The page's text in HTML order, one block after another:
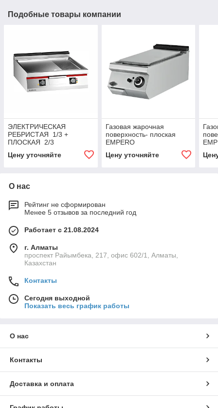
Подобные товары компании
ЭЛЕКТРИЧЕСКАЯ
РЕБРИСТАЯ 1/3 +
ПЛОСКАЯ 2/3
ПОВЕРХНОСТЬ,
Цену уточняйте
Газовая жарочная
поверхность- плоская
EMPERO
Цену уточняйте
О нас
Рейтинг не сформирован
Менее 5 отзывов за последний год
Работает с 21.08.2024
г. Алматы
проспект Райымбека, 217, офис 602/1, Алматы,
Казахстан
Контакты
Сегодня выходной
Показать весь график работы
О нас
Контакты
Доставка и оплата